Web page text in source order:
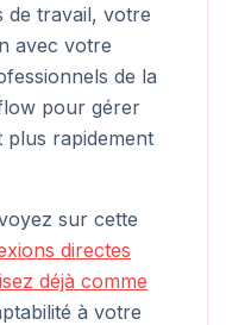
de travail, votre
avec votre
de la
pour gérer
plus rapidement
sur cette
directes
déjà comme
à votre